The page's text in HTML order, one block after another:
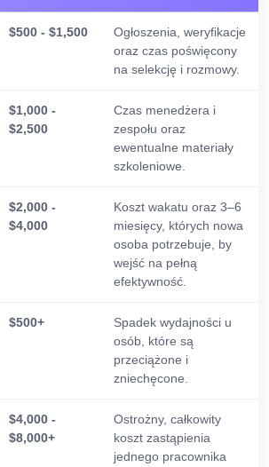
$500 - $1,500
Ogłoszenia, weryfikacje
oraz czas poświęcony
na selekcję i rozmowy.
$1,000 -
$2,500
Czas menedżera i
zespołu oraz
ewentualne materiały
szkoleniowe.
$2,000 -
$4,000
Koszt wakatu oraz 3–6
miesięcy, których nowa
osoba potrzebuje, by
wejść na pełną
efektywność.
$500+
Spadek wydajności u
osób, które są
przeciążone i
zniechęcone.
$4,000 -
$8,000+
Ostrożny, całkowity
koszt zastąpienia
jednego pracownika